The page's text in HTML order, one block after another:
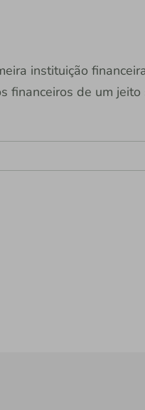
instituição
financeiros de um jeito